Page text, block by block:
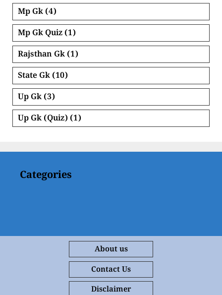
Mp Gk (4)
Mp Gk Quiz (1)
Rajsthan Gk (1)
State Gk (10)
Up Gk (3)
Up Gk (Quiz) (1)
Categories
About us
Contact Us
Disclaimer